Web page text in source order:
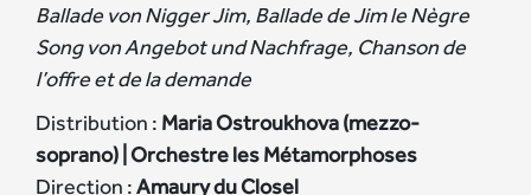
Ballade von Nigger Jim, Ballade de Jim le Nègre
Song von Angebot und Nachfrage, Chanson de
l’offre et de la demande
Distribution : Maria Ostroukhova (mezzo-
soprano) | Orchestre les Métamorphoses
Direction :Amaury du Closel